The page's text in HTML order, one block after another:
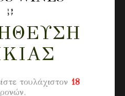
τουλάχιστον 18